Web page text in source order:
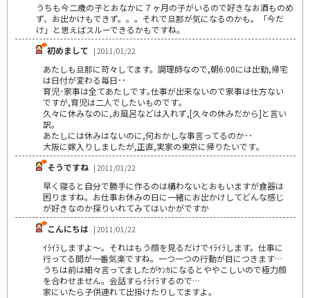
うちも今二歳の子とおなかに７ヶ月の子がいるので好きなお酒ものめ
ず、お出かけもできず。。。それで旦那が気になるのかも。「今だ
け」と思えばスルーできるかもですね。
初めまして | 2011/01/22
あたしも旦那に苛々してます。調理師なので,朝6:00には出勤,帰宅
は日付が変わる毎日･･
育児･家事は全てあたしです｡仕事が出来ないので家事は仕方ない
ですが,育児は二人でしたいものです｡
久々に休みなのに,お風呂などは入れず,[久々の休みだから]と言い
訳｡
あたしには休みはないのに,何おかしな事言ってるのか･･
大阪に嫁入りしましたが,正直,実家の東京に帰りたいです｡
そうですね | 2011/01/22
早く寝ると自分で勝手に作るのは構わないとおもいますが食器は
困りますね。お仕事お休みの日に一緒にお出かけしてどんな感じ
が好きなのか探りいれてみてはいかがですか
こんにちは | 2011/01/22
ｲﾗｲﾗしますよ～。それはもう顔を見るだけでｲﾗｲﾗします。仕事に
行ってる間が一番気楽ですね。一つ一つの行動が目につきます…
うちは前は細々言ってましたがｹﾝｶになるとややこしいので極力顔
を合わせません。会話すらｲﾗｲﾗするので…
家にいたら子供連れて出掛けたりしてますよ。